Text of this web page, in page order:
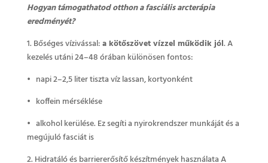
Hogyan támogathatod otthon a fasciális arcterápia
eredményét?
1. Bőséges vízivással:a kötőszövet vízzel működik jól. A
kezelés utáni 24–48 órában különösen fontos:
• napi 2–2,5 liter tiszta víz lassan, kortyonként
• koffein mérséklése
• alkohol kerülése. Ez segíti a nyirokrendszer munkáját és a
megújuló fasciát is
2. Hidratáló és barriererősítő készítmények használata A